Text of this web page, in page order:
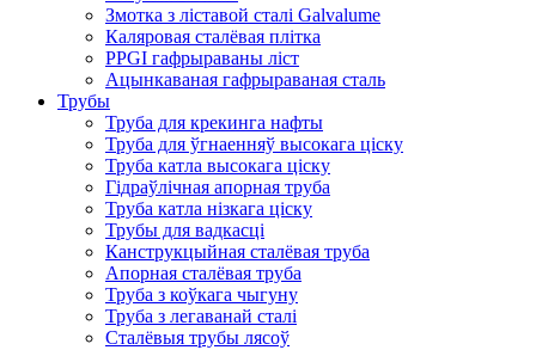
Змотка з ліставой сталі Galvalume
Каляровая сталёвая плітка
PPGI гафрыраваны ліст
Ацынкаваная гафрыраваная сталь
Трубы
Труба для крекинга нафты
Труба для ўгнаенняў высокага ціску
Труба катла высокага ціску
Гідраўлічная апорная труба
Труба катла нізкага ціску
Трубы для вадкасці
Канструкцыйная сталёвая труба
Апорная сталёвая труба
Труба з коўкага чыгуну
Труба з легаванай сталі
Сталёвыя трубы лясоў